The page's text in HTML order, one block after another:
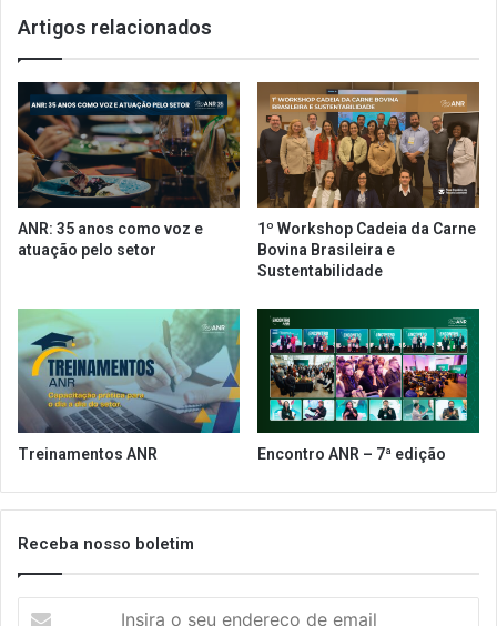
Artigos relacionados
ANR: 35 anos como voz e
atuação pelo setor
1º Workshop Cadeia da Carne
Bovina Brasileira e
Sustentabilidade
Treinamentos ANR Encontro ANR – 7ª edição
Receba nosso boletim